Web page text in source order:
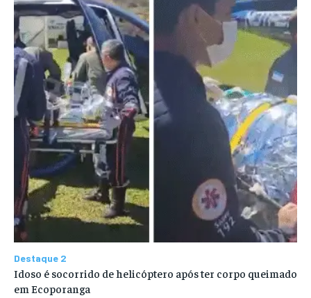
Destaque 2
Idoso é socorrido de helicóptero após ter corpo queimado
em Ecoporanga